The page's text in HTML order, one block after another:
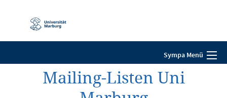
Navigation
Sympa Menü
Mailing-Listen Uni